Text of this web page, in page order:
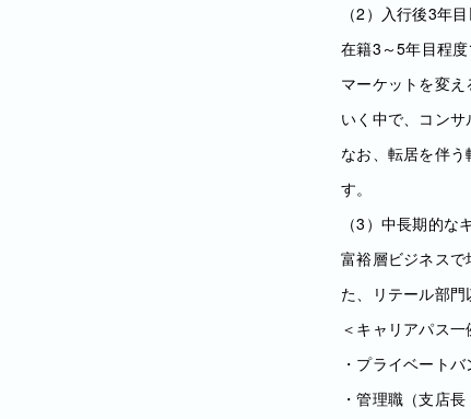
（2）入行後3年
在籍3～5年目程
マーケットを変
いく中で、コンサ
なお、転居を伴
す。
（3）中長期的な
富裕層ビジネス
た、リテール部門
＜キャリアパス一
・プライベート
・管理職（支店